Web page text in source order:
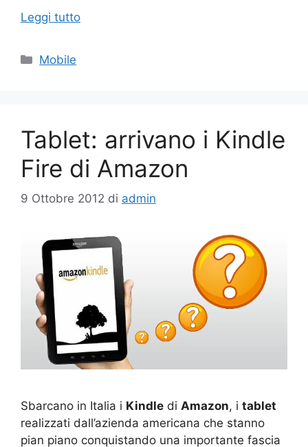
Leggi tutto
Categorie
Mobile
Tablet: arrivano i Kindle
Fire di Amazon
9 Ottobre 2012 di admin
Sbarcano in Italia i Kindle di Amazon, i tablet
realizzati dall’azienda americana che stanno
pian piano conquistando una importante fascia